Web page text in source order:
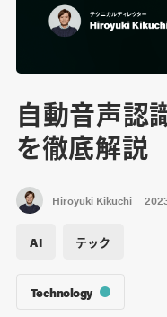
自動音声認
を徹底解説
Hiroyuki Kikuchi
AI テック
Technology